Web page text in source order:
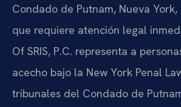
Condado de Putnam, Nueva
que requiere atención legal
Of SRIS, P.C. representa a
acecho bajo la New York Penal
tribunales del Condado de